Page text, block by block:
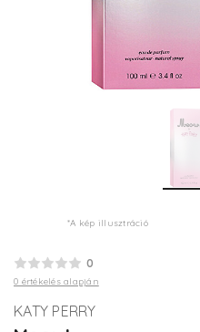
*A kép illusztráció
0
0 értékelés alapján
KATY PERRY